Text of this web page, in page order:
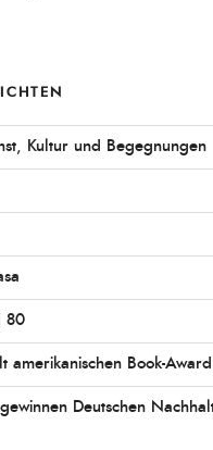
Kultur und Begegnungen
80
amerikanischen Book-Award
Deutschen